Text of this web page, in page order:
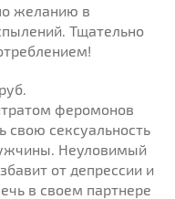
желанию в
Тщательно
феромонов
свою сексуальность
Неуловимый
от депрессии и
в своем партнере